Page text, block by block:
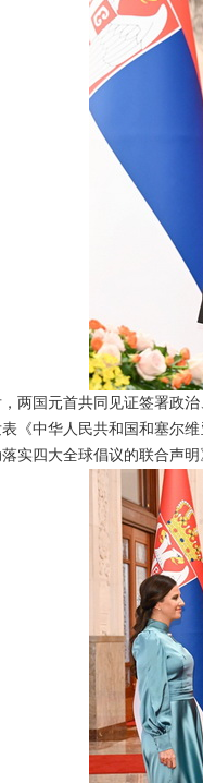
两国元首共同见证签署政
《中华人民共和国和塞尔
实四大全球倡议的联合声明